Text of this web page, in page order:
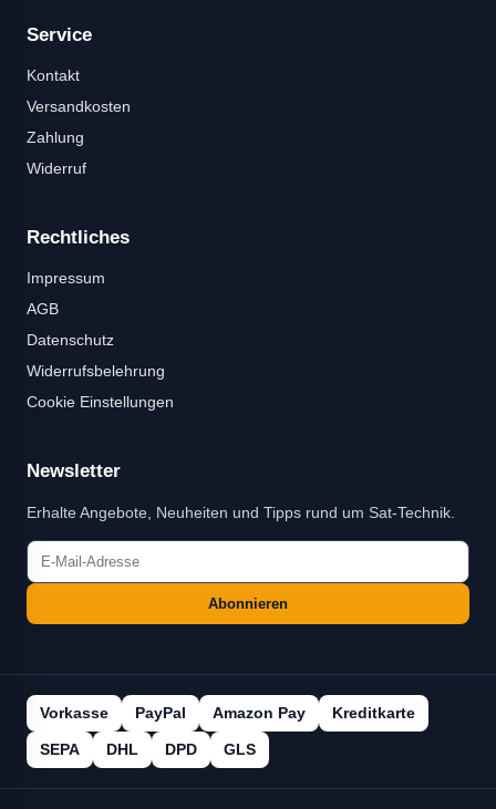
Service
Kontakt
Versandkosten
Zahlung
Widerruf
Rechtliches
Impressum
AGB
Datenschutz
Widerrufsbelehrung
Cookie Einstellungen
Newsletter
Erhalte Angebote, Neuheiten und Tipps rund um Sat-Technik.
Abonnieren
Vorkasse PayPal Amazon Pay Kreditkarte
SEPA DHL DPD GLS